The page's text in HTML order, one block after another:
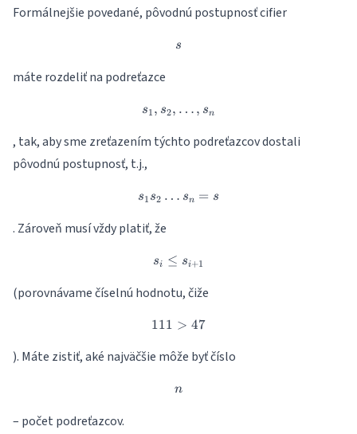
Formálnejšie povedané, pôvodnú postupnosť cifier
s
s
máte rozdeliť na podreťazce
s_1, s_2, \dots, s_n
s1 , s2, … , sn
, tak, aby sme zreťazením týchto podreťazcov dostali
pôvodnú postupnosť, t.j.,
s_1 s_2 \dots s_n = s
s1 s2 … sn = s
. Zároveň musí vždy platiť, že
s_i \leq s_{i+1}
si ≤ si+1
(porovnávame číselnú hodnotu, čiže
111 > 47
111 > 47
). Máte zistiť, aké najväčšie môže byť číslo
n
n
– počet podreťazcov.